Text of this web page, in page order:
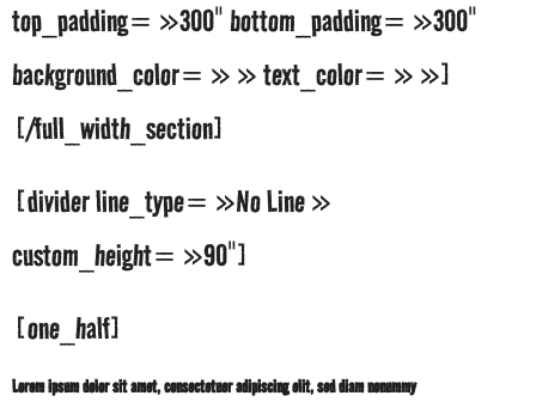
top_padding= »300″ bottom_padding= »300″
background_color= » » text_color= » »]
[/full_width_section]
[divider line_type= »No Line »
custom_height= »90″]
[one_half]
Lorem ipsum dolor sit amet, consectetuer adipiscing elit, sed diam nonummy